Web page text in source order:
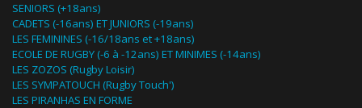
SENIORS (+18ans)
CADETS (-16ans) ET JUNIORS (-19ans)
LES FEMININES (-16/18ans et +18ans)
ECOLE DE RUGBY (-6 à -12ans) ET MINIMES (-14ans)
LES ZOZOS (Rugby Loisir)
LES SYMPATOUCH (Rugby Touch')
LES PIRANHAS EN FORME